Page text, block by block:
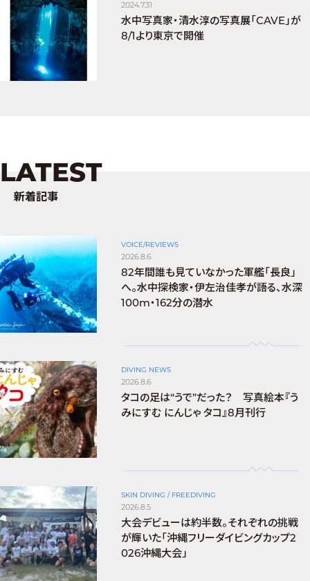
2024.7.31
水中写真家・清水淳の写真展「CAVE」が
8/1より東京で開催
LATEST
新着記事
VOICE/REVIEWS
2026.8.6
82年間誰も見ていなかった軍艦「長良」
へ。水中探検家・伊左治佳孝が語る、水深
100m・162分の潜水
DIVING NEWS
2026.8.6
タコの足は“うで”だった？ 写真絵本『う
みにすむ にんじゃ タコ』8月刊行
SKIN DIVING / FREEDIVING
2026.8.5
大会デビューは約半数。それぞれの挑戦
が輝いた「沖縄フリーダイビングカップ2
026沖縄大会」